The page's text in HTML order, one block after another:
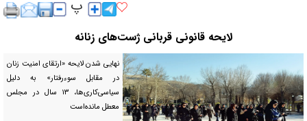
لایحه قانونی قربانی ژست‌های زنانه
نهایی شدن لایحه «ارتقای امنیت زنان
در مقابل سوءرفتار» به دلیل
سیاسی‌کاری‌ها، ۱۳ سال در مجلس
معطل مانده‌است